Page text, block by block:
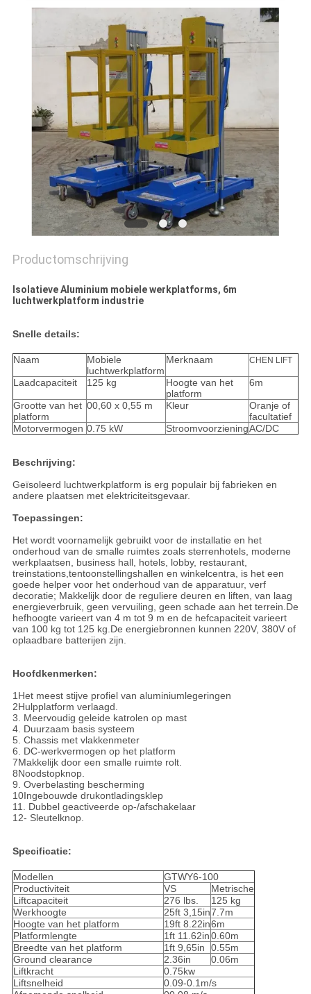
SITEMAP
PRIVACYBELEID
Productomschrijving
Isolatieve Aluminium mobiele werkplatforms, 6m
luchtwerkplatform industrie
Snelle details:
Naam
Mobiele
luchtwerkplatform
Merknaam CHEN LIFT
Laadcapaciteit 125 kg
Hoogte van het
platform
6m
Grootte van het
platform
00,60 x 0,55 m Kleur
Oranje of
facultatief
Motorvermogen 0.75 kW StroomvoorzieningAC/DC
Beschrijving:
Geïsoleerd luchtwerkplatform is erg populair bij fabrieken en
andere plaatsen met elektriciteitsgevaar.
Toepassingen:
Het wordt voornamelijk gebruikt voor de installatie en het
onderhoud van de smalle ruimtes zoals sterrenhotels, moderne
werkplaatsen, business hall, hotels, lobby, restaurant,
treinstations,tentoonstellingshallen en winkelcentra, is het een
goede helper voor het onderhoud van de apparatuur, verf
decoratie; Makkelijk door de reguliere deuren en liften, van laag
energieverbruik, geen vervuiling, geen schade aan het terrein.De
hefhoogte varieert van 4 m tot 9 m en de hefcapaciteit varieert
van 100 kg tot 125 kg.De energiebronnen kunnen 220V, 380V of
oplaadbare batterijen zijn.
Hoofdkenmerken:
1Het meest stijve profiel van aluminiumlegeringen
2Hulpplatform verlaagd.
3. Meervoudig geleide katrolen op mast
4. Duurzaam basis systeem
5. Chassis met vlakkenmeter
6. DC-werkvermogen op het platform
7Makkelijk door een smalle ruimte rolt.
8Noodstopknop.
9. Overbelasting bescherming
10Ingebouwde drukontladingsklep
11. Dubbel geactiveerde op-/afschakelaar
12- Sleutelknop.
Specificatie:
Modellen
GTWY6-100
Productiviteit
VS
Metrische
Liftcapaciteit
276 lbs.
125 kg
Werkhoogte
25ft 3,15in7.7m
Hoogte van het platform
19ft 8.22in6m
Platformlengte
1ft 11.62in0.60m
Breedte van het platform
1ft 9,65in
0.55m
Ground clearance
2.36in
0.06m
Liftkracht
0.75kw
Liftsnelheid
0.09-0.1m/s